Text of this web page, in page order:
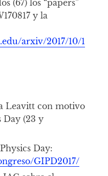
(67) los “papers”
y la
arxiv/2017/10/1
Leavitt con motivo
Day (23 y
Day:
GIPD2017/